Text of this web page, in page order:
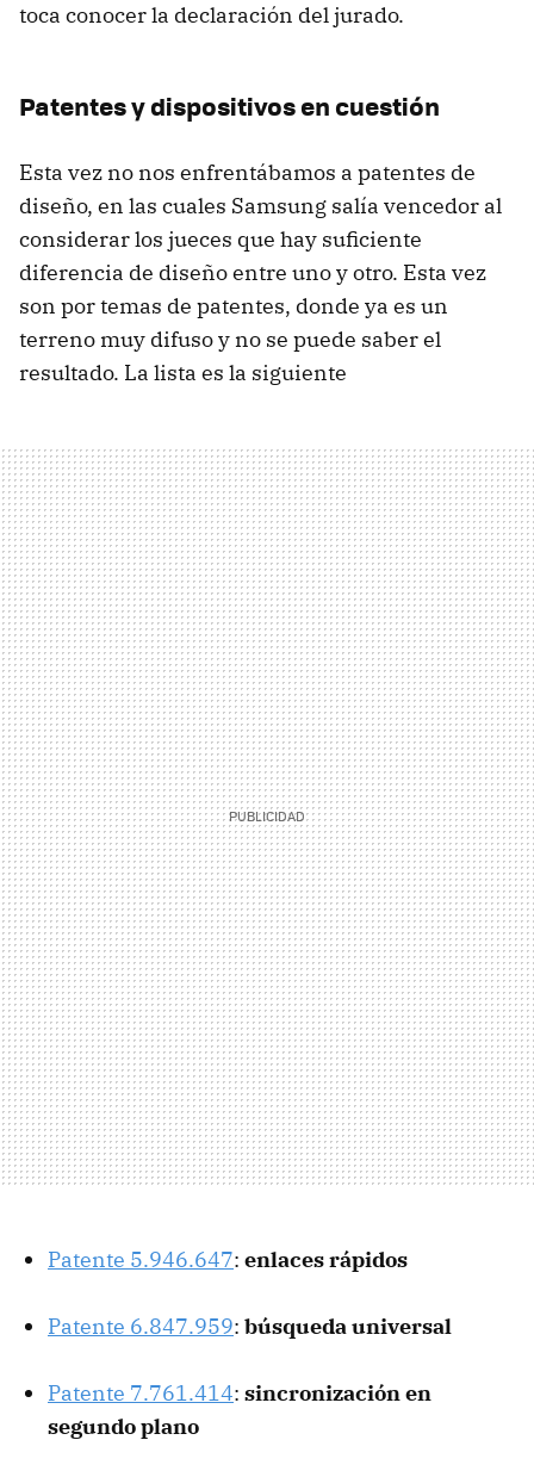
toca conocer la declaración del jurado.
Patentes y dispositivos en cuestión
Esta vez no nos enfrentábamos a patentes de
diseño, en las cuales Samsung salía vencedor al
considerar los jueces que hay suficiente
diferencia de diseño entre uno y otro. Esta vez
son por temas de patentes, donde ya es un
terreno muy difuso y no se puede saber el
resultado. La lista es la siguiente
Patente 5.946.647: enlaces rápidos
Patente 6.847.959: búsqueda universal
Patente 7.761.414: sincronización en
segundo plano